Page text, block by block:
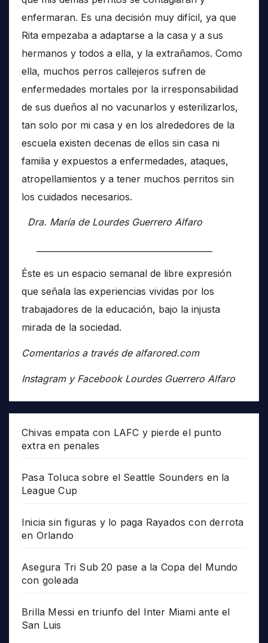
enfermaran. Es una decisión muy difícil, ya que
Rita empezaba a adaptarse a la casa y a sus
hermanos y todos a ella, y la extrañamos. Como
ella, muchos perros callejeros sufren de
enfermedades mortales por la irresponsabilidad
de sus dueños al no vacunarlos y esterilizarlos,
tan solo por mi casa y en los alrededores de la
escuela existen decenas de ellos sin casa ni
familia y expuestos a enfermedades, ataques,
atropellamientos y a tener muchos perritos sin
los cuidados necesarios.
Dra. María de Lourdes Guerrero Alfaro
Éste es un espacio semanal de libre expresión
que señala las experiencias vividas por los
trabajadores de la educación, bajo la injusta
mirada de la sociedad.
Comentarios a través de alfarored.com
Instagram y Facebook Lourdes Guerrero Alfaro
Chivas empata con LAFC y pierde el punto
extra en penales
Pasa Toluca sobre el Seattle Sounders en la
League Cup
Inicia sin figuras y lo paga Rayados con derrota
en Orlando
Asegura Tri Sub 20 pase a la Copa del Mundo
con goleada
Brilla Messi en triunfo del Inter Miami ante el
San Luis